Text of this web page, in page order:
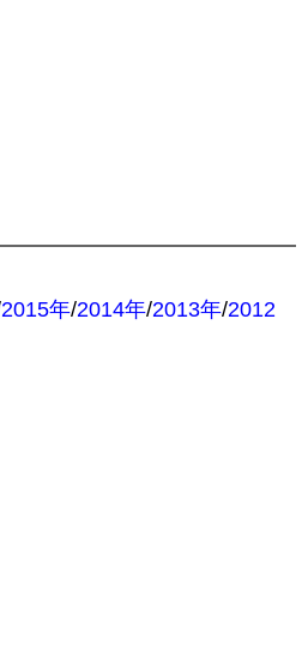
2015年/2014年/2013年/2012